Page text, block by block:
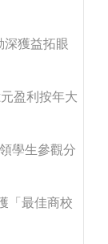
深獲益拓眼
盈利按年大
學生參觀分
「最佳商校